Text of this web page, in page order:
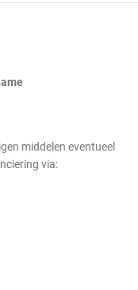
middelen eventueel
via: